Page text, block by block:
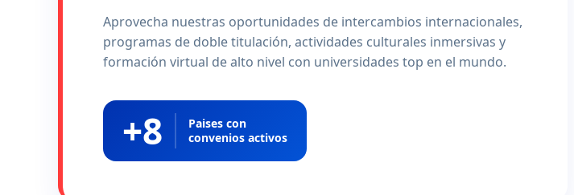
Aprovecha nuestras oportunidades de intercambios internacionales,
programas de doble titulación, actividades culturales inmersivas y
formación virtual de alto nivel con universidades top en el mundo.
+8
Paises con
convenios activos